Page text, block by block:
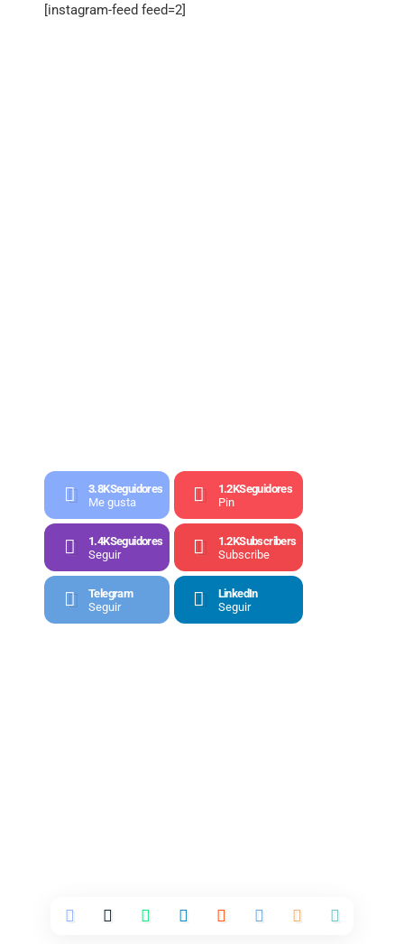
[instagram-feed feed=2]
3.8KSeguidores
Me gusta
1.2KSeguidores
Pin
1.4KSeguidores
Seguir
1.2KSubscribers
Subscribe
Telegram
Seguir
LinkedIn
Seguir